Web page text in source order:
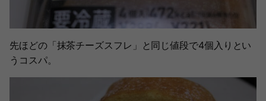
先ほどの「抹茶チーズスフレ」と同じ値段で4個入りとい
うコスパ。